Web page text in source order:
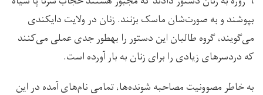
بپوشند و به صورت‌شان ماسک بزنند. زنان در ولایت دایکندی
می‌گویند، گروه طالبان این دستور را بهطور جدی عملی می‌کنند
که دردسرهای زیادی را برای زنان به بار آورده است.
به خاطر مصوونیت مصاحبه شونده‌ها، تمامی نام‌های آمده در این